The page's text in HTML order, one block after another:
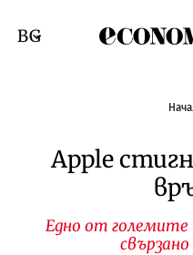
Смяна на език
Apple
Едно от големите